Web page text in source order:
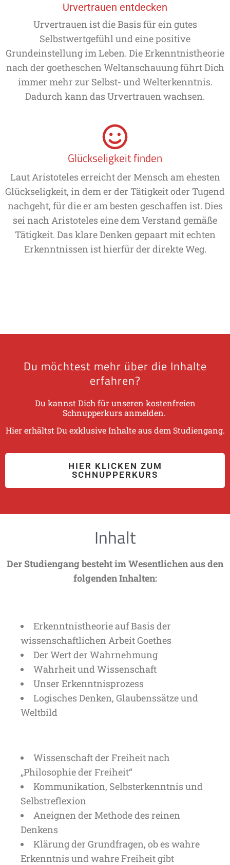
Urvertrauen entdecken
Urvertrauen ist die Basis für ein gutes
Selbstwertgefühl und eine positive
Grundeinstellung im Leben. Die Erkenntnistheorie
nach der goetheschen Weltanschauung führt Dich
immer mehr zur Selbst- und Welterkenntnis.
Dadurch kann das Urvertrauen wachsen.
Glückseligkeit finden
Laut Aristoteles erreicht der Mensch am ehesten
Glückseligkeit, in dem er der Tätigkeit oder Tugend
nachgeht, für die er am besten geschaffen ist. Dies
sei nach Aristoteles eine dem Verstand gemäße
Tätigkeit. Das klare Denken gepaart mit echten
Erkenntnissen ist hierfür der direkte Weg.
Du möchtest mehr über die Inhalte
erfahren?
Du kannst Dich für unseren kostenfreien
Schnupperkurs anmelden.
Hier erhältst Du exklusive Inhalte aus dem Studiengang.
HIER KLICKEN ZUM
SCHNUPPERKURS
Inhalt
Der Studiengang besteht im Wesentlichen aus den
folgenden Inhalten:
Erkenntnistheorie auf Basis der
wissenschaftlichen Arbeit Goethes
Der Wert der Wahrnehmung
Wahrheit und Wissenschaft
Unser Erkenntnisprozess
Logisches Denken, Glaubenssätze und
Weltbild
Wissenschaft der Freiheit nach
„Philosophie der Freiheit“
Kommunikation, Selbsterkenntnis und
Selbstreflexion
Aneignen der Methode des reinen
Denkens
Klärung der Grundfragen, ob es wahre
Erkenntnis und wahre Freiheit gibt